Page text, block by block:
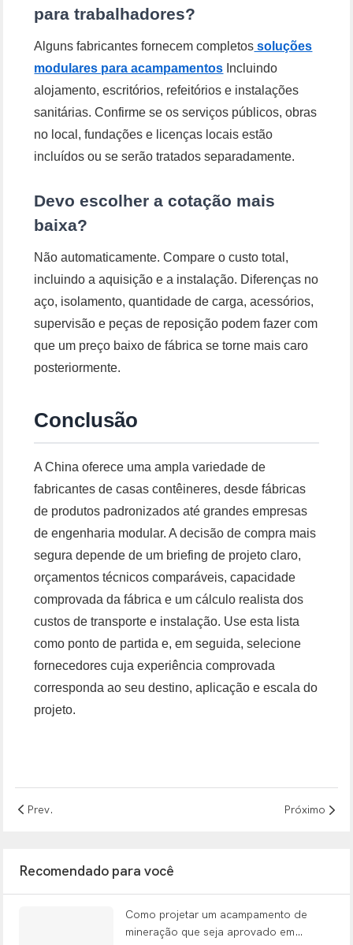
para trabalhadores?
Alguns fabricantes fornecem completos soluções
modulares para acampamentos Incluindo
alojamento, escritórios, refeitórios e instalações
sanitárias. Confirme se os serviços públicos, obras
no local, fundações e licenças locais estão
incluídos ou se serão tratados separadamente.
Devo escolher a cotação mais
baixa?
Não automaticamente. Compare o custo total,
incluindo a aquisição e a instalação. Diferenças no
aço, isolamento, quantidade de carga, acessórios,
supervisão e peças de reposição podem fazer com
que um preço baixo de fábrica se torne mais caro
posteriormente.
Conclusão
A China oferece uma ampla variedade de
fabricantes de casas contêineres, desde fábricas
de produtos padronizados até grandes empresas
de engenharia modular. A decisão de compra mais
segura depende de um briefing de projeto claro,
orçamentos técnicos comparáveis, capacidade
comprovada da fábrica e um cálculo realista dos
custos de transporte e instalação. Use esta lista
como ponto de partida e, em seguida, selecione
fornecedores cuja experiência comprovada
corresponda ao seu destino, aplicação e escala do
projeto.
Prev. Próximo
Recomendado para você
Como projetar um acampamento de
mineração que seja aprovado em